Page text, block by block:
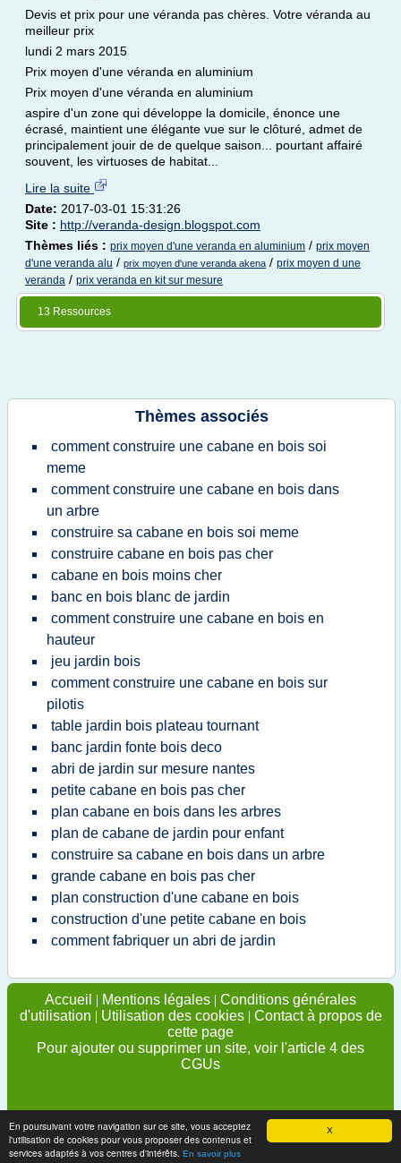
X
En poursuivant votre navigation sur ce site, vous acceptez
l'utilisation de cookies pour vous proposer des contenus et
services adaptés à vos centres d'intérêts. En savoir plus
Devis et prix pour une véranda pas chères. Votre véranda au
meilleur prix
lundi 2 mars 2015
Prix moyen d'une véranda en aluminium
Prix moyen d'une véranda en aluminium
aspire d'un zone qui développe la domicile, énonce une
écrasé, maintient une élégante vue sur le clôturé, admet de
principalement jouir de de quelque saison... pourtant affairé
souvent, les virtuoses de habitat...
Lire la suite
Date: 2017-03-01 15:31:26
Site : http://veranda-design.blogspot.com
Thèmes liés : prix moyen d'une veranda en aluminium / prix moyen
d'une veranda alu / prix moyen d'une veranda akena / prix moyen d une
veranda / prix veranda en kit sur mesure
13 Ressources
Thèmes associés
comment construire une cabane en bois soi
meme
comment construire une cabane en bois dans
un arbre
construire sa cabane en bois soi meme
construire cabane en bois pas cher
cabane en bois moins cher
banc en bois blanc de jardin
comment construire une cabane en bois en
hauteur
jeu jardin bois
comment construire une cabane en bois sur
pilotis
table jardin bois plateau tournant
banc jardin fonte bois deco
abri de jardin sur mesure nantes
petite cabane en bois pas cher
plan cabane en bois dans les arbres
plan de cabane de jardin pour enfant
construire sa cabane en bois dans un arbre
grande cabane en bois pas cher
plan construction d'une cabane en bois
construction d'une petite cabane en bois
comment fabriquer un abri de jardin
Accueil | Mentions légales | Conditions générales
d'utilisation | Utilisation des cookies| Contact à propos de
cette page
Pour ajouter ou supprimer un site, voir l'article 4 des
CGUs